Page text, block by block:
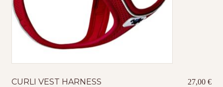
CURLI VEST HARNESS
27,00€